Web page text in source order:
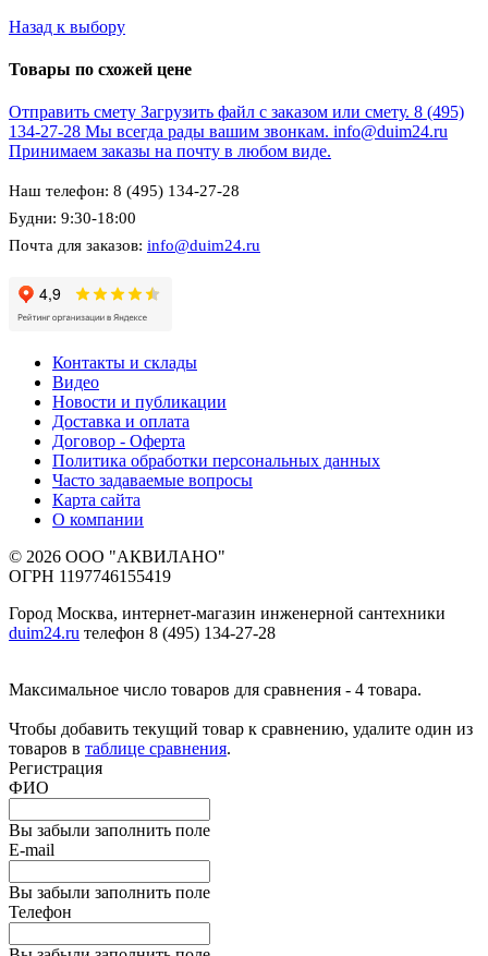
Назад к выбору
Товары по схожей цене
Отправить смету Загрузить файл с заказом или смету. 8 (495)
134-27-28 Мы всегда рады вашим звонкам. info@duim24.ru
Принимаем заказы на почту в любом виде.
Наш телефон: 8 (495) 134-27-28
Будни: 9:30-18:00
Почта для заказов: info@duim24.ru
Контакты и склады
Видео
Новости и публикации
Доставка и оплата
Договор - Оферта
Политика обработки персональных данных
Часто задаваемые вопросы
Карта сайта
О компании
© 2026 ООО "АКВИЛАНО"
ОГРН 1197746155419
Город Москва, интернет-магазин инженерной сантехники
duim24.ru телефон 8 (495) 134-27-28
Максимальное число товаров для сравнения - 4 товара.
Чтобы добавить текущий товар к сравнению, удалите один из
товаров в таблице сравнения.
Регистрация
ФИО
Вы забыли заполнить поле
E-mail
Вы забыли заполнить поле
Телефон